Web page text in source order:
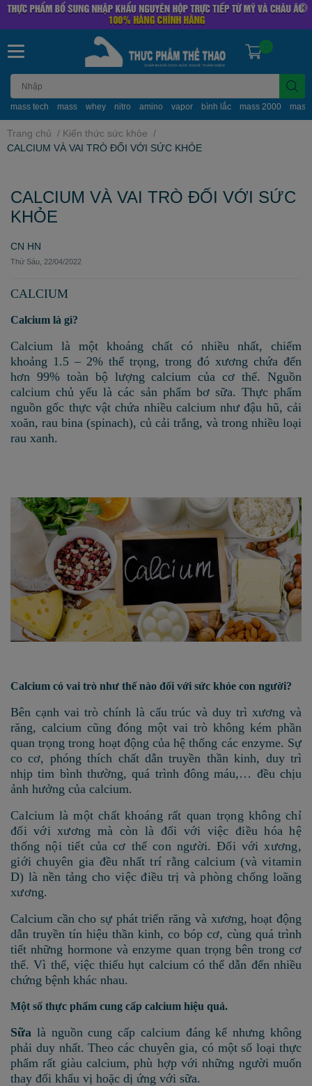
mass tech mass whey nitro amino vapor bình lắc mass 2000
0
Trang chủ / Kiến thức sức khỏe /
CALCIUM VÀ VAI TRÒ ĐỐI VỚI SỨC KHỎE
CALCIUM VÀ VAI TRÒ ĐỐI VỚI SỨC
KHỎE
CN HN
Thứ Sáu, 22/04/2022
CALCIUM
Calcium là gì?
Calcium là một khoáng chất có nhiều nhất, chiếm
khoảng 1.5 – 2% thể trọng, trong đó xương chứa đến
hơn 99% toàn bộ lượng calcium của cơ thể. Nguồn
calcium chủ yếu là các sản phẩm bơ sữa. Thực phẩm
nguồn gốc thực vật chứa nhiều calcium như đậu hũ, cải
xoăn, rau bina (spinach), củ cải trắng, và trong nhiều loại
rau xanh.
Calcium có vai trò như thế nào đối với sức khỏe con người?
Bên cạnh vai trò chính là cấu trúc và duy trì xương và
răng, calcium cũng đóng một vai trò không kém phần
quan trọng trong hoạt động của hệ thống các enzyme. Sự
co cơ, phóng thích chất dẫn truyền thần kinh, duy trì
nhịp tim bình thường, quá trình đông máu,… đều chịu
ảnh hưởng của calcium.
Calcium là một chất khoáng rất quan trọng không chỉ
đối với xương mà còn là đối với việc điều hóa hệ
thống nội tiết của cơ thể con người. Đối với xương,
giới chuyên gia đều nhất trí rằng calcium (và vitamin
D) là nền tảng cho việc điều trị và phòng chống loãng
xương.
Calcium cần cho sự phát triển răng và xương, hoạt động
dẫn truyền tín hiệu thần kinh, co bóp cơ, cùng quá trình
tiết những hormone và enzyme quan trọng bên trong cơ
thể. Vì thế, việc thiếu hụt calcium có thể dẫn đến nhiều
chứng bệnh khác nhau.
Một số thực phẩm cung cấp calcium hiệu quả.
Sữa là nguồn cung cấp calcium đáng kể nhưng không
phải duy nhất. Theo các chuyên gia, có một số loại thực
phẩm rất giàu calcium, phù hợp với những người muốn
thay đổi khẩu vị hoặc dị ứng với sữa.